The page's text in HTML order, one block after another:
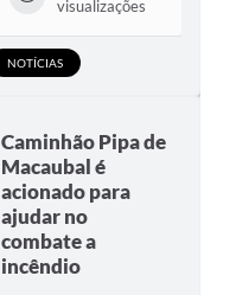
visualizações
NOTÍCIAS
Caminhão Pipa de
Macaubal é
acionado para
ajudar no
combate a
incêndio